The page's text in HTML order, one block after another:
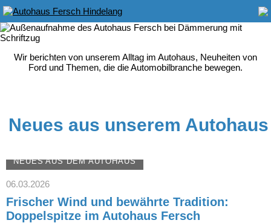
Wir berichten von unserem Alltag im Autohaus, Neuheiten von
Ford und Themen, die die Automobilbranche bewegen.
Neues aus unserem Autohaus
NEUES AUS DEM AUTOHAUS
06.03.2026
Frischer Wind und bewährte Tradition:
Doppelspitze im Autohaus Fersch